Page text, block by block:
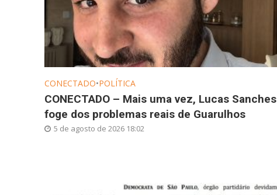
CONECTADO•POLÍTICA
CONECTADO – Mais uma vez, Lucas Sanches
foge dos problemas reais de Guarulhos
5 de agosto de 2026 18:02